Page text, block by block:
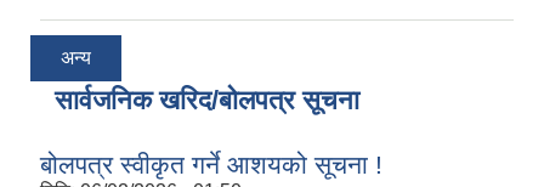
अन्य
सार्वजनिक खरिद/बोलपत्र सूचना
बोलपत्र स्वीकृत गर्ने आशयको सूचना !